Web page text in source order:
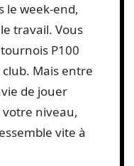
le week-end,
travail. Vous
P100
Mais entre
de jouer
votre niveau,
vite à